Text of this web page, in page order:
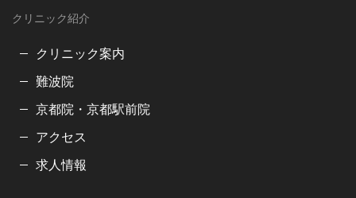
クリニック紹介
クリニック案内
難波院
京都院・京都駅前院
アクセス
求人情報